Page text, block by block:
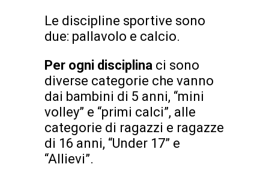
Le discipline sportive sono
due: pallavolo e calcio.
Per ogni disciplina ci sono
diverse categorie che vanno
dai bambini di 5 anni, “mini
volley” e “primi calci”, alle
categorie di ragazzi e ragazze
di 16 anni, “Under 17” e
“Allievi”.